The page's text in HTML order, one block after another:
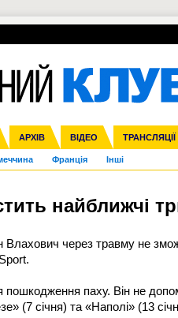
АРХІВ ВІДЕО ТРАНСЛЯЦІЇ
Друга ліга Кубок України
Міжнародні Ліга націй Ліга
Франція Інші
Кубок конфедерацій ЧЄ-2015 (U-21)
ВІЙНА УПЛ-ПЕРЕХОДИ
найближчі
через травму не
пошкодження паху. Він не
(7 січня) та «Наполі» (13